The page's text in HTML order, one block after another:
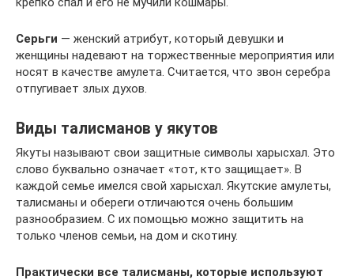
Серьги — женский атрибут, который девушки и
женщины надевают на торжественные мероприятия или
носят в качестве амулета. Считается, что звон серебра
отпугивает злых духов.
Виды талисманов у якутов
Якуты называют свои защитные символы харысхал. Это
слово буквально означает «тот, кто защищает». В
каждой семье имелся свой харысхал. Якутские амулеты,
талисманы и обереги отличаются очень большим
разнообразием. С их помощью можно защитить на
только членов семьи, на дом и скотину.
Практически все талисманы, которые используют